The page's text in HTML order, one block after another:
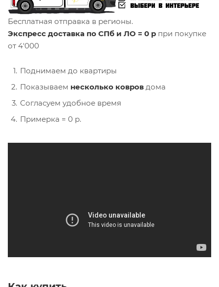
Бесплатная отправка в регионы.
Экспресс доставка по СПб и ЛО = 0 р при покупке
от 4'000
Поднимаем до квартиры
Показываем несколько ковров дома
Согласуем удобное время
Примерка = 0 р.